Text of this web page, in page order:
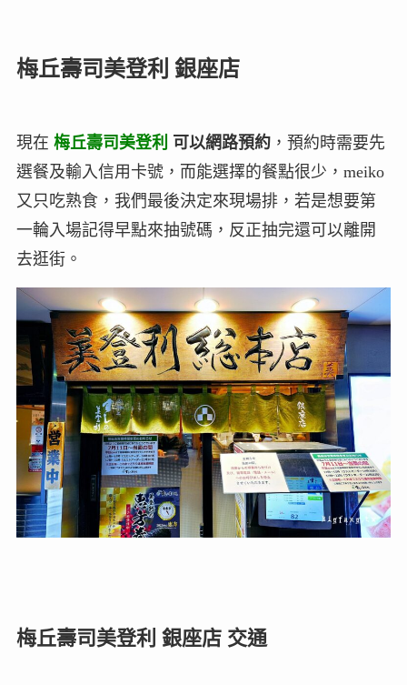
梅丘壽司美登利 銀座店
現在 梅丘壽司美登利 可以網路預約，預約時需要先
選餐及輸入信用卡號，而能選擇的餐點很少，meiko
又只吃熟食，我們最後決定來現場排，若是想要第
一輪入場記得早點來抽號碼，反正抽完還可以離開
去逛街。
梅丘壽司美登利 銀座店 交通